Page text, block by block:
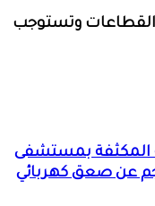
القطاعات وتستوجب
المكثفة بمستشفى
عن صعق كهربائي